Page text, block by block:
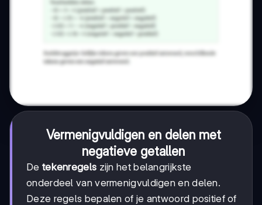
Vermenigvuldigen en delen met
negatieve getallen
De tekenregels zijn het belangrijkste
onderdeel van vermenigvuldigen en delen.
Deze regels bepalen of je antwoord positief of